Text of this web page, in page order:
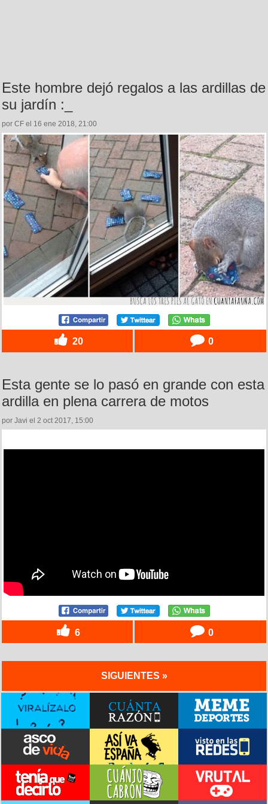
Este hombre dejó regalos a las ardillas de
su jardín :_
por CF el 16 ene 2018, 21:00
20 0
Esta gente se lo pasó en grande con esta
ardilla en plena carrera de motos
por Javi el 2 oct 2017, 15:00
6 0
SIGUIENTES »